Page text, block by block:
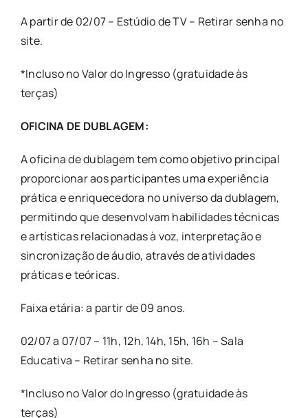
A partir de 02/07 – Estúdio de TV – Retirar senha no
site.
*Incluso no Valor do Ingresso (gratuidade às
terças)
OFICINA DE DUBLAGEM:
A oficina de dublagem tem como objetivo principal
proporcionar aos participantes uma experiência
prática e enriquecedora no universo da dublagem,
permitindo que desenvolvam habilidades técnicas
e artísticas relacionadas à voz, interpretação e
sincronização de áudio, através de atividades
práticas e teóricas.
Faixa etária: a partir de 09 anos.
02/07 a 07/07 – 11h, 12h, 14h, 15h, 16h – Sala
Educativa – Retirar senha no site.
*Incluso no Valor do Ingresso (gratuidade às
terças)